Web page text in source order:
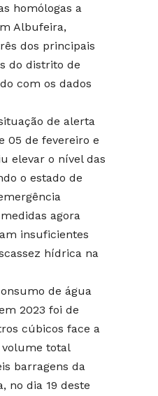
homólogas a
Albufeira,
dos principais
do distrito de
com os dados
de alerta
05 de fevereiro e
elevar o nível das
o estado de
agora
insuficientes
hídrica na
de água
2023 foi de
cúbicos face a
volume total
barragens da
no dia 19 deste